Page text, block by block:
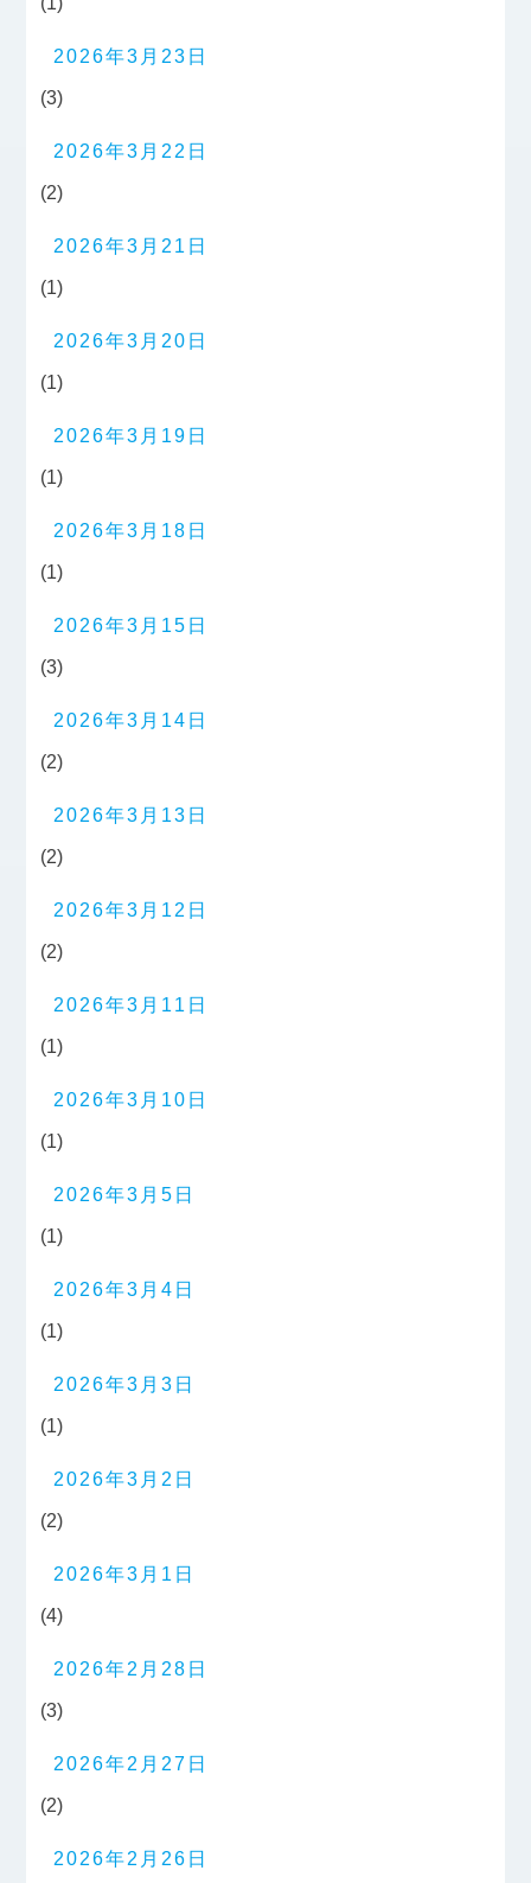
2026年3月23日
(3)
2026年3月22日
(2)
2026年3月21日
(1)
2026年3月20日
(1)
2026年3月19日
(1)
2026年3月18日
(1)
2026年3月15日
(3)
2026年3月14日
(2)
2026年3月13日
(2)
2026年3月12日
(2)
2026年3月11日
(1)
2026年3月10日
(1)
2026年3月5日
(1)
2026年3月4日
(1)
2026年3月3日
(1)
2026年3月2日
(2)
2026年3月1日
(4)
2026年2月28日
(3)
2026年2月27日
(2)
2026年2月26日